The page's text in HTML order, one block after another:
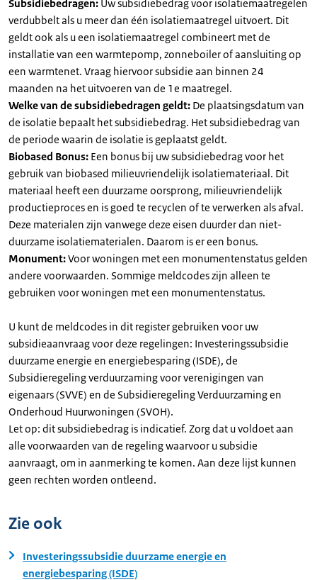
Subsidiebedragen: Uw subsidiebedrag voor isolatiemaatregelen
verdubbelt als u meer dan één isolatiemaatregel uitvoert. Dit
geldt ook als u een isolatiemaatregel combineert met de
installatie van een warmtepomp, zonneboiler of aansluiting op
een warmtenet. Vraag hiervoor subsidie aan binnen 24
maanden na het uitvoeren van de 1e maatregel.
Welke van de subsidiebedragen geldt: De plaatsingsdatum van
de isolatie bepaalt het subsidiebedrag. Het subsidiebedrag van
de periode waarin de isolatie is geplaatst geldt.
Biobased Bonus: Een bonus bij uw subsidiebedrag voor het
gebruik van biobased milieuvriendelijk isolatiemateriaal. Dit
materiaal heeft een duurzame oorsprong, milieuvriendelijk
productieproces en is goed te recyclen of te verwerken als afval.
Deze materialen zijn vanwege deze eisen duurder dan niet-
duurzame isolatiematerialen. Daarom is er een bonus.
Monument:Voor woningen met een monumentenstatus gelden
andere voorwaarden. Sommige meldcodes zijn alleen te
gebruiken voor woningen met een monumentenstatus.
U kunt de meldcodes in dit register gebruiken voor uw
subsidieaanvraag voor deze regelingen: Investeringssubsidie
duurzame energie en energiebesparing (ISDE), de
Subsidieregeling verduurzaming voor verenigingen van
eigenaars (SVVE) en de Subsidieregeling Verduurzaming en
Onderhoud Huurwoningen (SVOH).
Let op: dit subsidiebedrag is indicatief. Zorg dat u voldoet aan
alle voorwaarden van de regeling waarvoor u subsidie
aanvraagt, om in aanmerking te komen. Aan deze lijst kunnen
geen rechten worden ontleend.
Zie ook
Investeringssubsidie duurzame energie en
energiebesparing (ISDE)